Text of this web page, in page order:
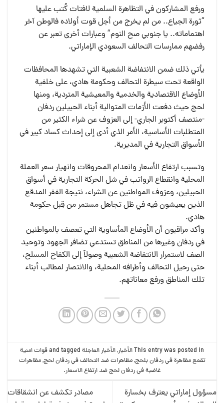
ورفع المشاركون في التظاهرة السلمية لافتات كُتب عليها
“ثورة الجياع.. من لم يخرج من أجل قوت أولاده فالوطن آخر
اهتماماته.. يا جنوبي صح النوم” وعبارات أخرى تعبر عن
رفضهم ممارسات التحالف السعودي الإماراتي.
يأتي ذلك ضمن الانتفاضة الشعبية التي تشهدها المحافظات
الواقعة تحت سيطرة التحالف وحكومة هادي، على خلفية
الأوضاع الاقتصادية والخدمية والمعيشية المتردية، ومنها
لحج حيث دفعت الأزمات المتوالية أبناء الحبيلين ردفان
-منتصف أكتوبر الجاري- إلى العزوف عن شراء الكثير من
المتطلبات الأساسية، الأمر الذي أدى إلى إحداث كساد كبير في
الأسواق التجارية في المديرية.
وتسبب ارتفاع الأسعار وانعدام المحروقات وانهيار سعر العملة
المحلية وانقطاع الرواتب في شل الحركة التجارية في أسواق
الحبيلين، وعزوف المواطنين عن الشراء، نتيجة الفقر المدقع
الذين يعيشون فيه في ظل تجاهل مستمر من قِبل حكومة
هادي.
وأكد مراقبون أن الأوضاع المأساوية التي تعصف بالمواطنين
في ردفان وغيرها من المناطق تستدعي تضافر الجهود وتوحيد
الصف لاستمرار الانتفاضة الشعبية وصولاً إلى الكفاح المسلح،
حتى رحيل التحالف وأطرافه المحلية، والانتصار لمطالب أبناء
تلك المناطق ورفع معاناتهم.
This entry was posted inالأخبار,الأخبار العاجلة
قوات امنية
تقمع مظاهرة في ردفان بلحج,مظاهرات ضد التحالف في ردفان لحج,مظاهرات
غاضبة في ردفان لحج ضد ارتفاع الاسعار.
مسؤول إماراتي يعترف بخسارة
مصادر تكشف عن انشقاقات